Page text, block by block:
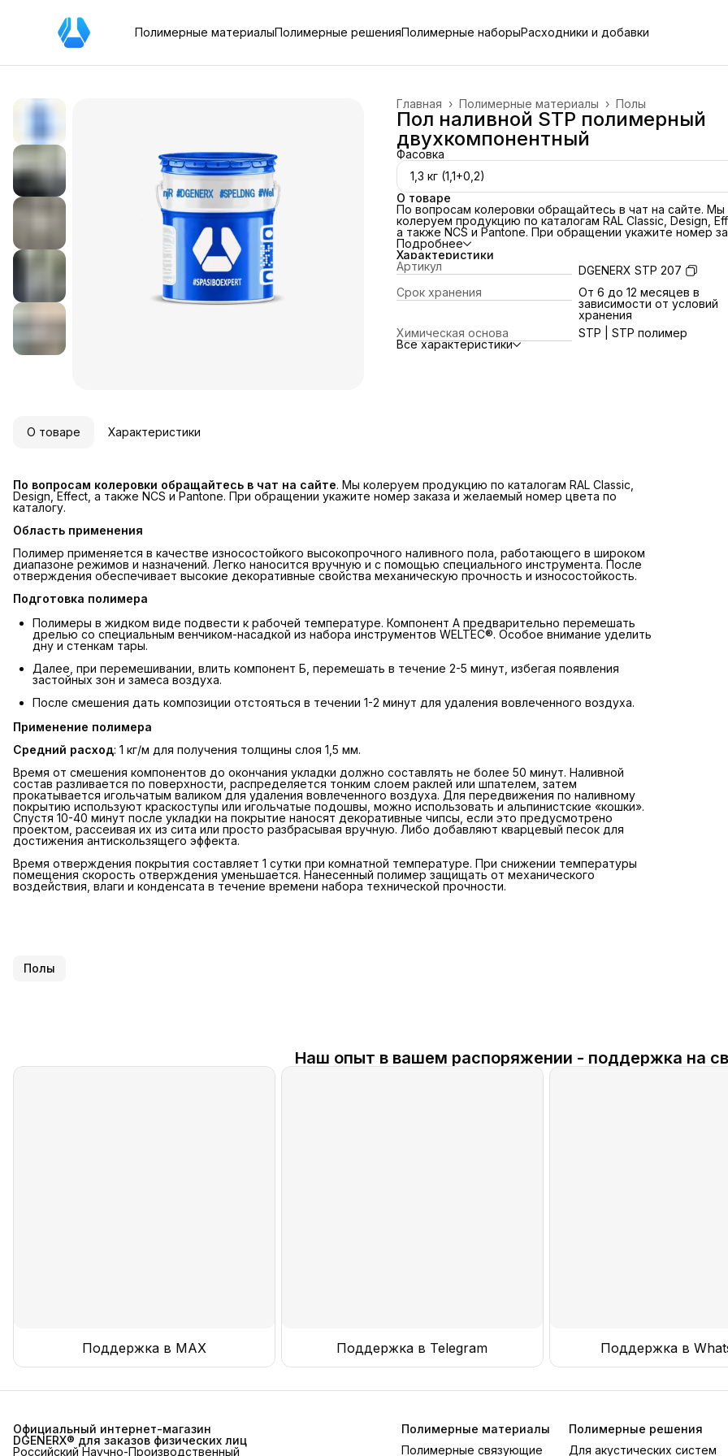
Полимерные материалыПолимерные решенияПолимерные наборыРасходники и добавки
Полы
Полимерные материалы ›
Главная ›
Пол наливной STP полимерный
двухкомпонентный
Фасовка
1,3 кг (1,1+0,2)
О товаре
По вопросам колеровки обращайтесь в чат на сайте. Мы
колеруем продукцию по каталогам RAL Classic, Design,
а также NCS и Pantone. При обращении укажите номер
и желаемый номер цвета по каталогу.
Область применения
Полимер применяется в качестве износостойкого
высокопрочного наливного пола, работающего в широком
диапазоне режимов и назначений. Легко наносится
и с помощью специального инструмента. После
отверждения обеспечивает высокие декоративные
свойства механическую прочность и износостойкость.
Подготовка полимера
Полимеры в жидком виде подвести к рабочей
Применение полимера
Средний расход: 1 кг/м для получения толщины слоя 1,5
раклей или шпателем, затем прокатывается игольчатым
валиком для удаления вовлеченного воздуха. Для
передвижения по наливному покрытию используют
краскоступы или игольчатые подошвы, можно
предусмотрено проектом, рассеивая их из сита или
разбрасывая вручную. Либо добавляют кварцевый песок
достижения антискользящего эффекта.
комнатной температуре. При снижении температуры
помещения скорость отверждения уменьшается.
воздействия, влаги и конденсата в течение времени
технической прочности.
Подробнее
Характеристики
Артикул
DGENERX STP 207
Срок хранения
От 6 до 12 месяцев в
зависимости от условий
хранения
Химическая основа
STP | STP полимер
Все характеристики
О товаре Характеристики
По вопросам колеровки обращайтесь в чат на сайте. Мы колеруем продукцию по каталогам RAL Classic,
Design, Effect, а также NCS и Pantone. При обращении укажите номер заказа и желаемый номер цвета по
каталогу.
Область применения
Полимер применяется в качестве износостойкого высокопрочного наливного пола, работающего в широком
диапазоне режимов и назначений. Легко наносится вручную и с помощью специального инструмента. После
отверждения обеспечивает высокие декоративные свойства механическую прочность и износостойкость.
Подготовка полимера
Полимеры в жидком виде подвести к рабочей температуре. Компонент А предварительно перемешать
дрелью со специальным венчиком-насадкой из набора инструментов WELTEC®. Особое внимание уделить
дну и стенкам тары.
Далее, при перемешивании, влить компонент Б, перемешать в течение 2-5 минут, избегая появления
застойных зон и замеса воздуха.
После смешения дать композиции отстояться в течении 1-2 минут для удаления вовлеченного воздуха.
Применение полимера
Средний расход: 1 кг/м для получения толщины слоя 1,5 мм.
Время от смешения компонентов до окончания укладки должно составлять не более 50 минут. Наливной
состав разливается по поверхности, распределяется тонким слоем раклей или шпателем, затем
прокатывается игольчатым валиком для удаления вовлеченного воздуха. Для передвижения по наливному
покрытию используют краскоступы или игольчатые подошвы, можно использовать и альпинистские «кошки».
Спустя 10-40 минут после укладки на покрытие наносят декоративные чипсы, если это предусмотрено
проектом, рассеивая их из сита или просто разбрасывая вручную. Либо добавляют кварцевый песок для
достижения антискользящего эффекта.
Время отверждения покрытия составляет 1 сутки при комнатной температуре. При снижении температуры
помещения скорость отверждения уменьшается. Нанесенный полимер защищать от механического
воздействия, влаги и конденсата в течение времени набора технической прочности.
Полы
Наш опыт в вашем распоряжении - поддержка на
Поддержка в MAX Поддержка в Telegram Поддержка в
Официальный интернет-магазин
DGENERX® для заказов физических лиц
Российский Научно-Производственный
Полимерные материалы
Полимерные связующие
Полимерные решения
Для акустических систем